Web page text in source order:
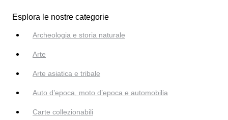
Esplora le nostre categorie
Archeologia e storia naturale
Arte
Arte asiatica e tribale
Auto d’epoca, moto d’epoca e automobilia
Carte collezionabili